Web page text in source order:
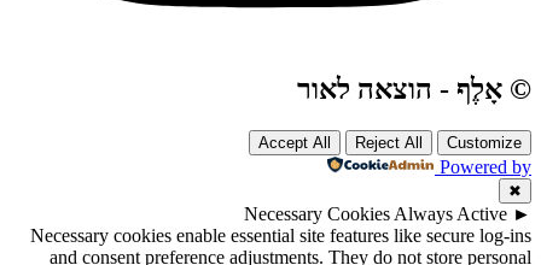
© אָלֶף - הוצאה לאור
Customize
Reject All
Accept All
Powered by
✖
►
Necessary Cookies Always Active
Necessary cookies enable essential site features like secure log-ins
and consent preference adjustments. They do not store personal